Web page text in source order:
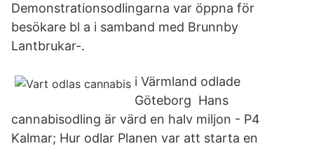
Demonstrationsodlingarna var öppna för
besökare bl a i samband med Brunnby
Lantbrukar-.
i Värmland odlade
Göteborg Hans
cannabisodling är värd en halv miljon - P4
Kalmar; Hur odlar Planen var att starta en